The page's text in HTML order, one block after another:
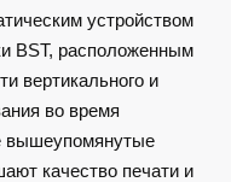
устройством
BST, расположенным
вертикального и
во время
вышеупомянутые
качество печати и